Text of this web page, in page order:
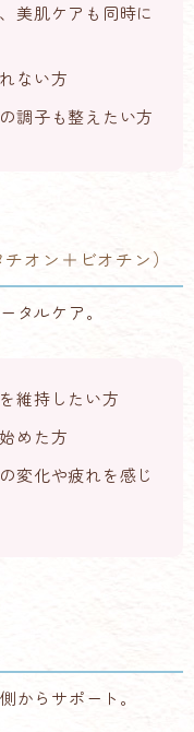
美肌ケアも同時に
ない方
調子も整えたい方
オン＋ビオチン）
タルケア。
維持したい方
めた方
変化や疲れを感じ
からサポート。